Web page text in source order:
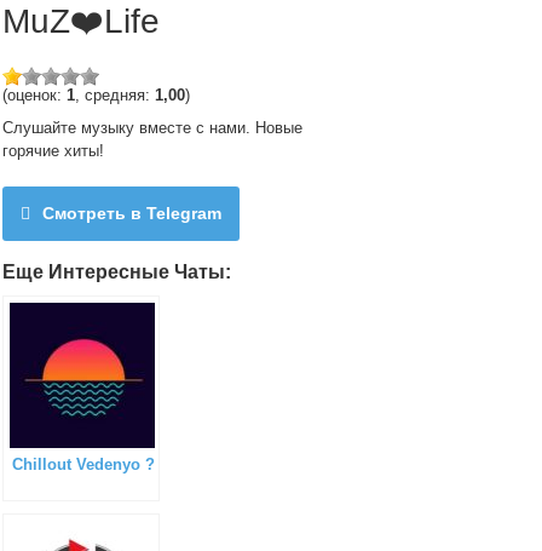
MuZ❤️Life
(оценок:1, средняя:1,00)
Слушайте музыку вместе с нами. Новые
горячие хиты!
Смотреть в Telegram
Еще Интересные Чаты:
Chillout Vedenyo ?